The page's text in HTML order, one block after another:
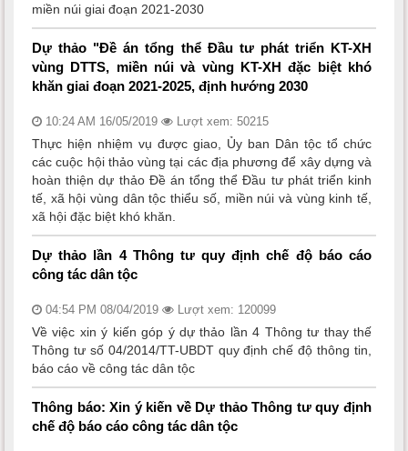
miền núi giai đoạn 2021-2030
Dự thảo "Đề án tổng thể Đầu tư phát triển KT-XH
vùng DTTS, miền núi và vùng KT-XH đặc biệt khó
khăn giai đoạn 2021-2025, định hướng 2030
10:24 AM 16/05/2019 Lượt xem: 50215
Thực hiện nhiệm vụ được giao, Ủy ban Dân tộc tổ chức
các cuộc hội thảo vùng tại các địa phương để xây dựng và
hoàn thiện dự thảo Đề án tổng thể Đầu tư phát triển kinh
tế, xã hội vùng dân tộc thiểu số, miền núi và vùng kinh tế,
xã hội đặc biệt khó khăn.
Dự thảo lần 4 Thông tư quy định chế độ báo cáo
công tác dân tộc
04:54 PM 08/04/2019 Lượt xem: 120099
Về việc xin ý kiến góp ý dự thảo lần 4 Thông tư thay thế
Thông tư số 04/2014/TT-UBDT quy định chế độ thông tin,
báo cáo về công tác dân tộc
Thông báo: Xin ý kiến về Dự thảo Thông tư quy định
chế độ báo cáo công tác dân tộc